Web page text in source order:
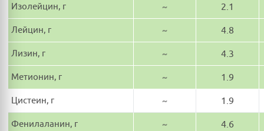
Изолейцин, г ~ 2.1
Лейцин, г ~ 4.8
Лизин, г ~ 4.3
Метионин, г ~ 1.9
Цистеин, г ~ 1.9
Фенилаланин, г ~ 4.6